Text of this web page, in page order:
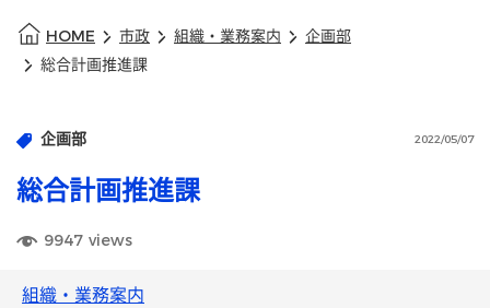
HOME 市政 組織・業務案内
企画部
総合計画推進課
企画部 2022/05/07
総合計画推進課
9947 views
組織・業務案内